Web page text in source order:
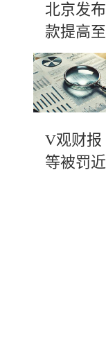
北京发
款提高
V观财报
等被罚